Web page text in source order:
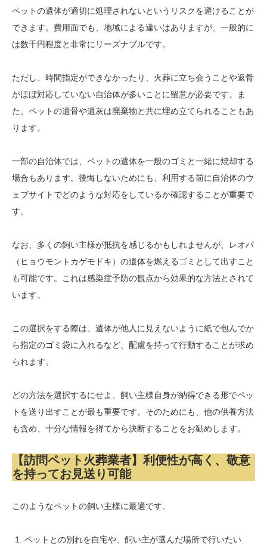
ペットの遺体が適切に処理されないというリスクを避けることが
できます。費用面でも、地域による違いはありますが、一般的に
は数千円程度と非常にリーズナブルです。
ただし、時間指定ができなかったり、火葬に立ち会うことや返骨
がほぼ対応していない自治体が多いことに留意が必要です。ま
た、ペットの遺骨や遺灰は廃棄物と共に埋め立てられることもあ
ります。
一部の自治体では、ペットの遺体を一般のゴミと一緒に焼却する
場合もあります。後悔しないためにも、利用する前に自治体のウ
ェブサイトでどのような対応をしているか確認することが重要で
す。
なお、多くの飼い主様が抵抗を感じるかもしれませんが、レオパ
（ヒョウモントカゲモドキ）の遺体を燃えるゴミとして出すこと
も可能です。これは感染症予防の観点から効果的な方法とされて
います。
この選択をする際は、遺体が他人に見えないように紙で包んでか
ら指定のゴミ袋に入れるなど、配慮を持って行動することが求め
られます。
どの方法を選択するにせよ、飼い主様自身が納得できる形でペッ
トを送り出すことが最も重要です。そのためにも、他の供養方法
も含め、十分な情報を得てから決断することをお勧めします。
【訪問ペット火葬業者】利便性が高く、敬意
を持ってお見送り可能
このようなペットの飼い主様に最適です。
ペットとの別れを自宅や、飼い主が選んだ場所で行いたい